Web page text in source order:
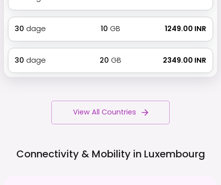
30 dage 10 GB ₹ 1249.00 INR
30 dage 20 GB ₹ 2349.00 INR
View All Countries
Connectivity & Mobility in Luxembourg